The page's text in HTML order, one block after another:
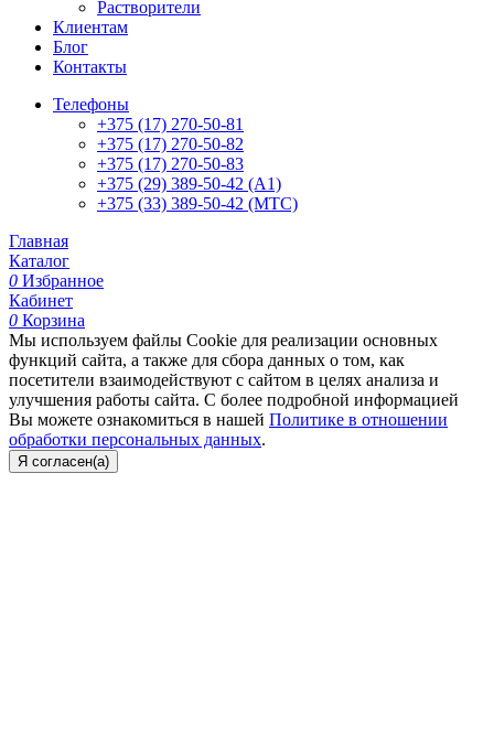
Растворители
Клиентам
Блог
Контакты
Телефоны
+375 (17) 270-50-81
+375 (17) 270-50-82
+375 (17) 270-50-83
+375 (29) 389-50-42 (А1)
+375 (33) 389-50-42 (МТС)
Главная
Каталог
0 Избранное
Кабинет
0 Корзина
Мы используем файлы Cookie для реализации основных
функций сайта, а также для сбора данных о том, как
посетители взаимодействуют с сайтом в целях анализа и
улучшения работы сайта. С более подробной информацией
Вы можете ознакомиться в нашей Политике в отношении
обработки персональных данных.
Я согласен(а)